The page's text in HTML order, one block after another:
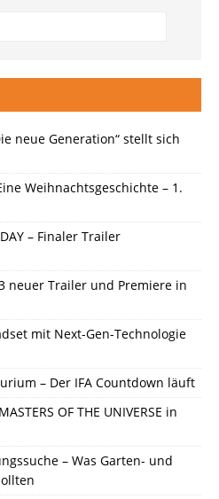
neue Generation“ stellt sich
Weihnachtsgeschichte – 1.
– Finaler Trailer
3 neuer Trailer und Premiere in
mit Next-Gen-Technologie
– Der IFA Countdown läuft
OF THE UNIVERSE in
– Was Garten- und